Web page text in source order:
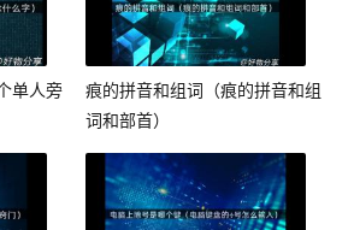
单人旁
痕的拼音和组词（痕的拼音和组
词和部首）